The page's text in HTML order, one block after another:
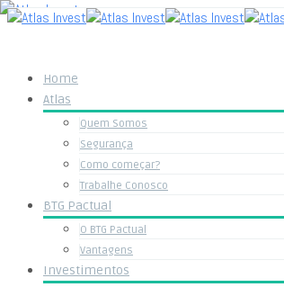
Home
Atlas
Quem Somos
Segurança
Como começar?
Trabalhe Conosco
BTG Pactual
O BTG Pactual
Vantagens
Investimentos